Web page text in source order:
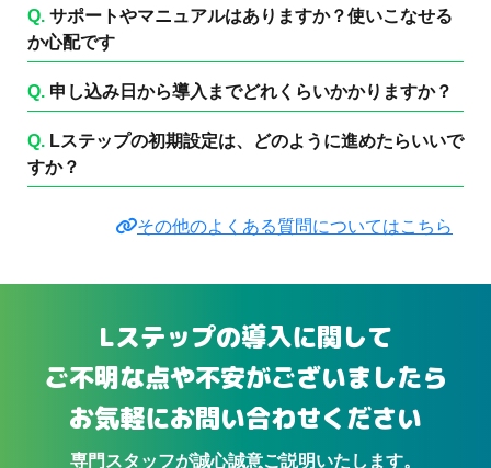
Q. サポートやマニュアルはありますか？使いこなせる
か心配です
Q. 申し込み日から導入までどれくらいかかりますか？
Q. Lステップの初期設定は、どのように進めたらいいで
すか？
その他のよくある質問についてはこちら
Lステップの導入に関して
ご不明な点や不安がございましたら
お気軽にお問い合わせください
専門スタッフが誠心誠意ご説明いたします。